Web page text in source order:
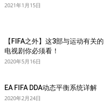
2021年1月15日
【FIFA之外】这3部与运动有关的
电视剧你必须看！
2020年5月16日
EA FIFA DDA动态平衡系统详解
2020年2月24日